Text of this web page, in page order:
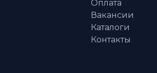
Оплата
Вакансии
Каталоги
Контакты